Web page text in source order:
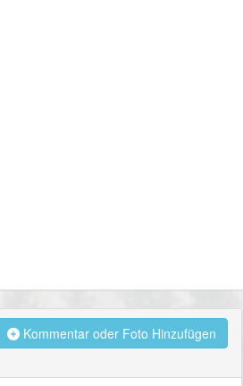
Kommentar oder Foto Hinzufügen